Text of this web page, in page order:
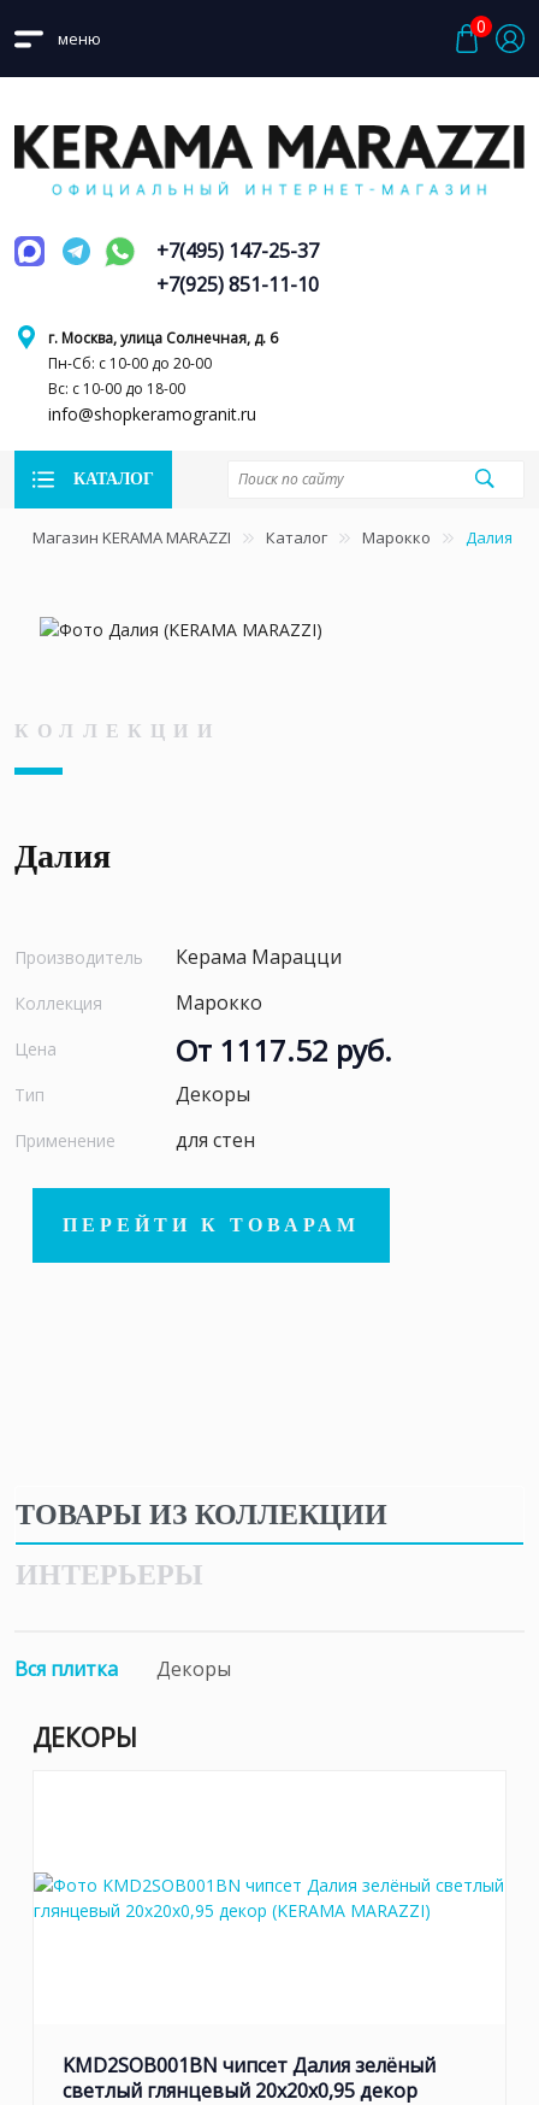
меню
0
г. Москва, улица Солнечная, д. 6
Пн-Сб: с 10-00 до 20-00
Вс: с 10-00 до 18-00
info@shopkeramogranit.ru
+7(495) 147-25-37
+7(925) 851-11-10
КАТАЛОГ
Магазин KERAMA MARAZZI Каталог Марокко Далия
КОЛЛЕКЦИИ
Далия
Производитель Керама Марацци
Коллекция Марокко
Цена От 1117.52 руб.
Тип Декоры
Применение для стен
ПЕРЕЙТИ К ТОВАРАМ
ТОВАРЫ ИЗ КОЛЛЕКЦИИ
ИНТЕРЬЕРЫ
Вся плитка Декоры
ДЕКОРЫ
KMD2SOB001BN чипсет Далия зелёный
светлый глянцевый 20x20x0,95 декор